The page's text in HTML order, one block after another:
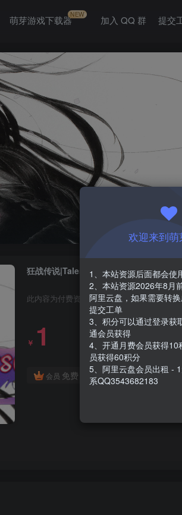
萌芽游戏下载器NEW 加入 QQ 群 提交
狂战传说|Tales of Berseria|1.48|整合全
此内容为付费资源，请付费后查看
￥ 1
会员 免费
欢迎来到萌
1、本站资源后面都会使
2、本站资源2026年8月
阿里云盘，如果需要转
提交工单
3、积分可以通过登录获
通会员获得
4、开通月费会员获得10
员获得60积分
5、阿里云盘会员出租 -
系QQ3543682183